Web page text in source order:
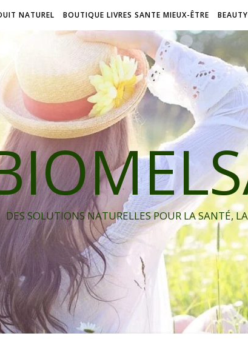
NATUREL BOUTIQUE LIVRES SANTE MIEUX-ÊTRE
DES SOLUTIONS NATURELLES POUR LA SANTÉ,